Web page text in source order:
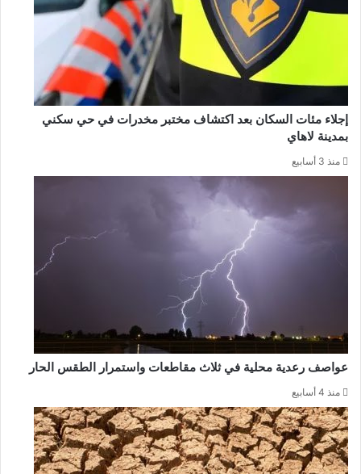
إجلاء مئات السكان بعد اكتشاف مختبر مخدرات في حي سكني
بمدينة لاهاي
منذ 3 أسابيع
عواصف رعدية محلية في ثلاث مقاطعات واستمرار الطقس الحار
منذ 4 أسابيع